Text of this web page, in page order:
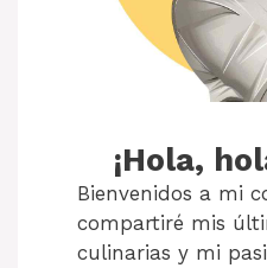
¡Hola,
Bienvenidos a mi
compartiré mis
culinarias y mi